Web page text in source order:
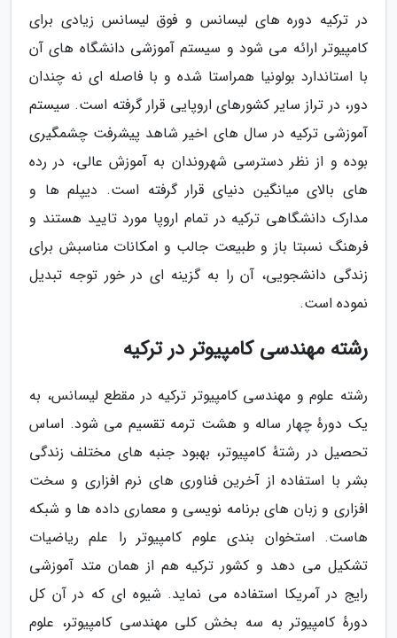
در ترکیه دوره های لیسانس و فوق لیسانس زیادی برای
کامپیوتر ارائه می شود و سیستم آموزشی دانشگاه های آن
با استاندارد بولونیا همراستا شده و با فاصله ای نه چندان
دور، در تراز سایر کشورهای اروپایی قرار گرفته است. سیستم
آموزشی ترکیه در سال های اخیر شاهد پیشرفت چشمگیری
بوده و از نظر دسترسی شهروندان به آموزش عالی، در رده
های بالای میانگین دنیای قرار گرفته است. دیپلم ها و
مدارک دانشگاهی ترکیه در تمام اروپا مورد تایید هستند و
فرهنگ نسبتا باز و طبیعت جالب و امکانات مناسبش برای
زندگی دانشجویی، آن را به گزینه ای در خور توجه تبدیل
نموده است.
رشته مهندسی کامپیوتر در ترکیه
رشته علوم و مهندسی کامپیوتر ترکیه در مقطع لیسانس، به
یک دورهٔ چهار ساله و هشت ترمه تقسیم می شود. اساس
تحصیل در رشتهٔ کامپیوتر، بهبود جنبه های مختلف زندگی
بشر با استفاده از آخرین فناوری های نرم افزاری و سخت
افزاری و زبان های برنامه نویسی و معماری داده ها و شبکه
هاست. استخوان بندی علوم کامپیوتر را علم ریاضیات
تشکیل می دهد و کشور ترکیه هم از همان متد آموزشی
رایج در آمریکا استفاده می نماید. شیوه ای که در آن کل
دورهٔ کامپیوتر به سه بخش کلی مهندسی کامپیوتر، علوم